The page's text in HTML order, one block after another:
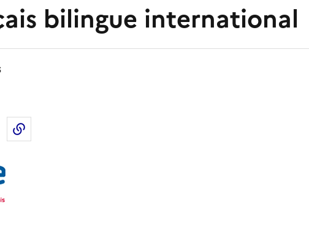
bilingue international
sur LinkedIn
Partager par email